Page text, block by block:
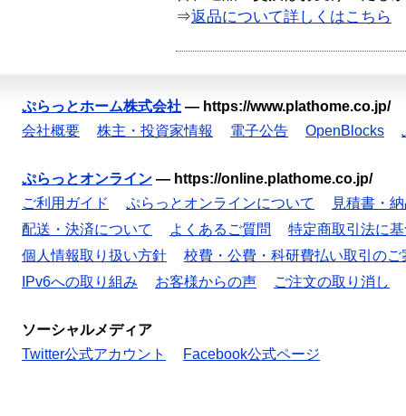
⇒返品について詳しくはこちら
ぷらっとホーム株式会社 — https://www.plathome.co.jp/
会社概要
株主・投資家情報 電子公告 OpenBlocks
ぷらっとオンライン — https://online.plathome.co.jp/
ご利用ガイド
ぷらっとオンラインについて
見積書・
配送・決済について
よくあるご質問
特定商取引法に
個人情報取り扱い方針
校費・公費・科研費払い取引のご
IPv6への取り組み
お客様からの声 ご注文の取り消し
ソーシャルメディア
Twitter公式アカウント
Facebook公式ページ